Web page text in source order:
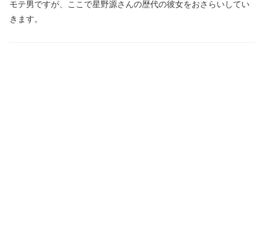
モテ男ですが、ここで星野源さんの歴代の彼女をおさらいしてい
きます。